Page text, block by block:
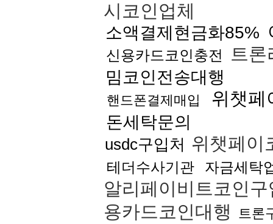
시코인업체
소액결제현금화85%
신용카드코인충전 트
밈코인전송대행
핸드폰결제매입 위챗페
돈세탁문의
usdc구입처 위챗페이
테더수사기관 자금세탁
알리페이비트코인
용카드코인대행
트론